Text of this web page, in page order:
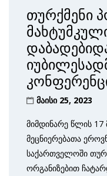
თურქმენი
მაისი 25, 2023
მიმდინარე წლის
მეცნიერებათა
საქართველოში
ორგანიზებით